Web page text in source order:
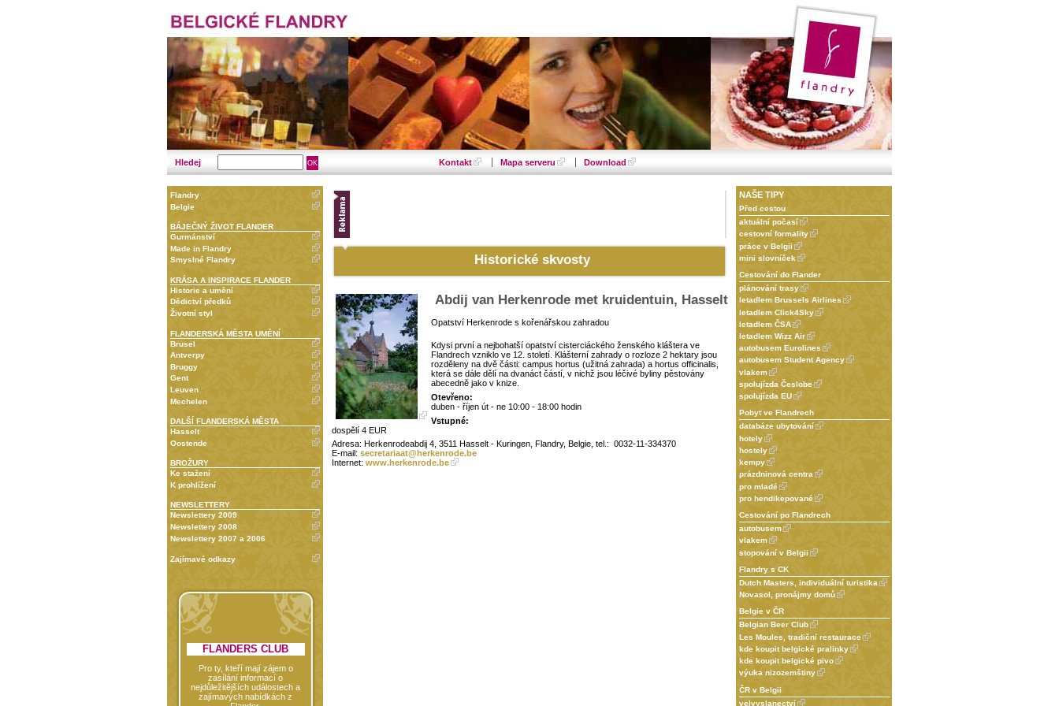
Hledej Kontakt Mapa serveru Download
Flandry
Belgie
BÁJEČNÝ ŽIVOT FLANDER
Gurmánství
Made in Flandry
Smyslné Flandry
KRÁSA A INSPIRACE FLANDER
Historie a umění
Dědictví předků
Životní styl
FLANDERSKÁ MĚSTA UMĚNÍ
Brusel
Antverpy
Bruggy
Gent
Leuven
Mechelen
DALŠÍ FLANDERSKÁ MĚSTA
Hasselt
Oostende
BROŽURY
Ke stažení
K prohlížení
NEWSLETTERY
Newslettery 2009
Newslettery 2008
Newslettery 2007 a 2006
Zajímavé odkazy
FLANDERS CLUB
Pro ty, kteří mají zájem o
zasílání informací o
nejdůležitějších událostech a
zajímavých nabídkách z
Historické skvosty
Abdij van Herkenrode met kruidentuin, Hasselt
Opatství Herkenrode s kořenářskou zahradou
Kdysi první a nejbohatší opatství cisterciáckého ženského kláštera ve
Flandrech vzniklo ve 12. století. Klášterní zahrady o rozloze 2 hektary jsou
rozděleny na dvě části: campus hortus (užitná zahrada) a hortus officinalis,
která se dále dělí na dvanáct částí, v nichž jsou léčivé byliny pěstovány
abecedně jako v knize.
Otevřeno:
duben - říjen út - ne 10:00 - 18:00 hodin
Vstupné:
dospělí 4 EUR
Adresa: Herkenrodeabdij 4, 3511 Hasselt - Kuringen, Flandry, Belgie, tel.: 0032-11-334370
E-mail: secretariaat@herkenrode.be
Internet: www.herkenrode.be
NAŠE TIPY
Před cestou
aktuální počasí
cestovní formality
práce v Belgii
mini slovníček
Cestování do Flander
plánování trasy
letadlem Brussels Airlines
letadlem Click4Sky
letadlem ČSA
letadlem Wizz Air
autobusem Eurolines
autobusem Student Agency
vlakem
spolujízda Česlobe
spolujízda EU
Pobyt ve Flandrech
databáze ubytování
hotely
hostely
kempy
prázdninová centra
pro mladé
pro hendikepované
Cestování po Flandrech
autobusem
vlakem
stopování v Belgii
Flandry s CK
Dutch Masters, individuální turistika
Novasol, pronájmy domů
Belgie v ČR
Belgian Beer Club
Les Moules, tradiční restaurace
kde koupit belgické pralinky
kde koupit belgické pivo
výuka nizozemštiny
ČR v Belgii
velvyslanectví